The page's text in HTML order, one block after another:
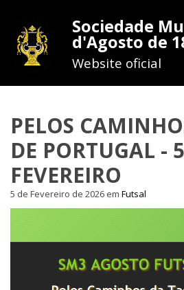
Sociedade
d'Agosto de
Website oficial
PELOS
DE PORTUGAL -
FEVEREIRO
5 de Fevereiro de 2026 em Futsal